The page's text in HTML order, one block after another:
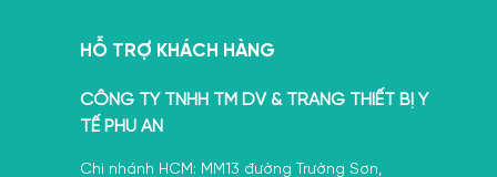
HỖ TRỢ KHÁCH HÀNG
CÔNG TY TNHH TM DV & TRANG THIẾT BỊ Y
TẾ PHÚ AN
Chi nhánh HCM: MM13 đường Trường Sơn,